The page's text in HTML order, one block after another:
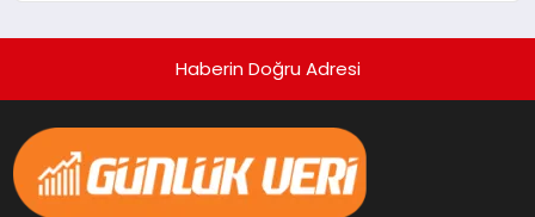
Haberin Doğru Adresi